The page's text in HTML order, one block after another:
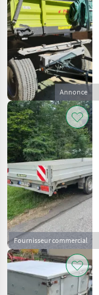
Annonce
Fournisseur commercial